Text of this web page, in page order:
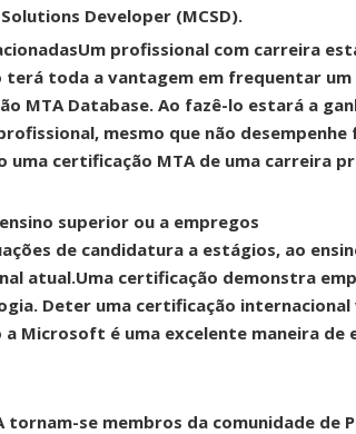
Developer (MCSD).
Um profissional com carreira
toda a vantagem em frequentar
MTA Database. Ao fazê-lo estará a
mesmo que não desempenhe
uma certificação MTA de uma carreira
superior ou a empregos
de candidatura a estágios, ao
atual.Uma certificação demonstra
Deter uma certificação internacional
Microsoft é uma excelente maneira de
se membros da comunidade de